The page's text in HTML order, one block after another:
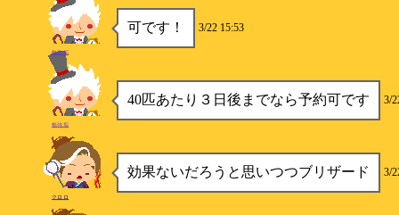
可です！ 3/22 15:53
勉強垢
40匹あたり３日後までなら予約可です 3/
勉強垢
効果ないだろうと思いつつブリザード 3/
クロロ